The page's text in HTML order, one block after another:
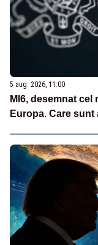
5 aug. 2026, 11:00
MI6, desemnat
Europa. Care